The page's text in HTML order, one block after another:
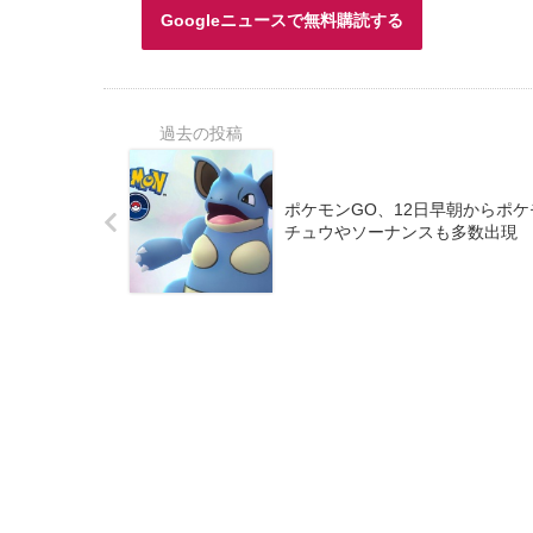
Googleニュースで無料購読する
ポケモンGO、12日早朝からポ
チュウやソーナンスも多数出現